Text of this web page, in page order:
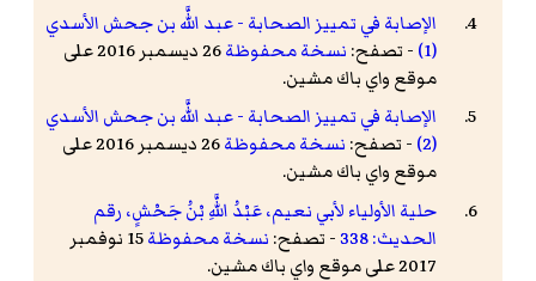
الإصابة في تمييز الصحابة - عبد اللَّه بن جحش الأسدي
(1)
- تصفح: نسخة محفوظة
26 ديسمبر 2016 على
موقع واي باك مشين.
الإصابة في تمييز الصحابة - عبد اللَّه بن جحش الأسدي
(2)
- تصفح: نسخة محفوظة
26 ديسمبر 2016 على
موقع واي باك مشين.
حلية الأولياء لأبي نعيم، عَبْدُ اللَّهِ بْنُ جَحْشٍ، رقم
الحديث: 338
- تصفح: نسخة محفوظة
15 نوفمبر
2017 على موقع واي باك مشين.